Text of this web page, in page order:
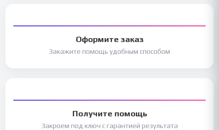
Оформите заказ
Закажите помощь удобным способом
Получите помощь
Закроем под ключ с гарантией результата